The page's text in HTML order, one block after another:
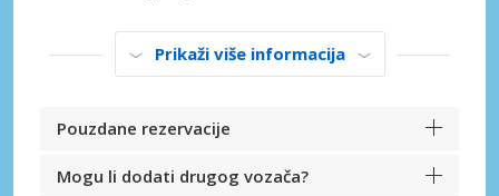
Prikaži više informacija
Pouzdane rezervacije
Mogu li dodati drugog vozača?